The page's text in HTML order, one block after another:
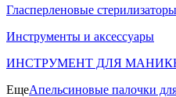
Гласперленовые стерилизаторы
Инструменты и аксессуары
ИНСТРУМЕНТ ДЛЯ
ЕщеАпельсиновые палочки